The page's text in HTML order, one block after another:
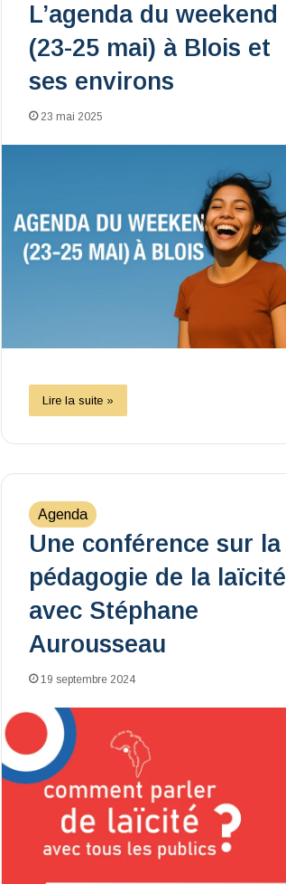
L’agenda du weekend
(23-25 mai) à Blois et
ses environs
23 mai 2025
Lire la suite »
Agenda
Une conférence sur la
pédagogie de la laïcité
avec Stéphane
Aurousseau
19 septembre 2024